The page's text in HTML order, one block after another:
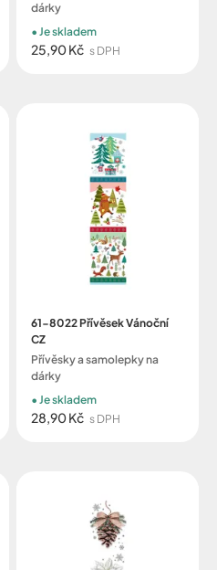
dárky
25,90 Kč s DPH
Je skladem
61-8022 Přívěsek Vánoční
CZ
Přívěsky a samolepky na
dárky
28,90 Kč s DPH
Je skladem